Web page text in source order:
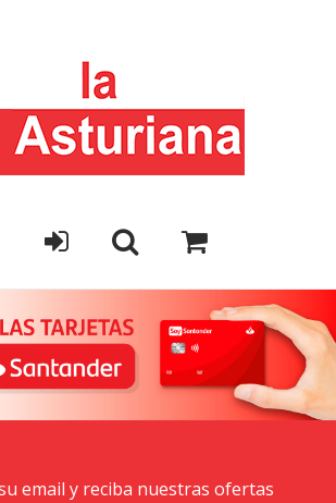
email y reciba nuestras ofertas